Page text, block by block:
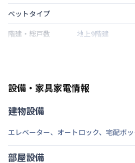
ベットタイプ
階建・総戸数
地上9階建
禁煙・喫煙
交通
定員
1名
設備・家具家電情報
建物設備
エレベーター、 オートロック、 宅配ボ
部屋設備